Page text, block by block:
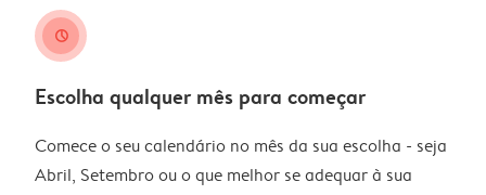
clock
Escolha qualquer mês para começar
Comece o seu calendário no mês da sua escolha - seja
Abril, Setembro ou o que melhor se adequar à sua